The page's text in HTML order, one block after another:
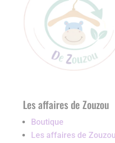
Les affaires de Zouzou
Boutique
Les affaires de Zouzou